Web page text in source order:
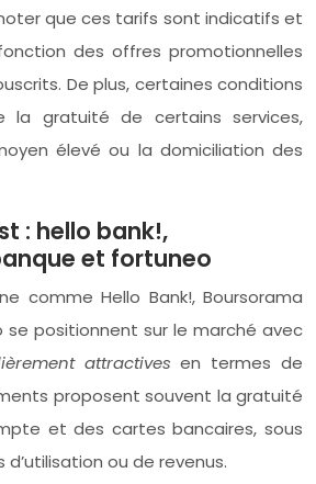
que ces tarifs sont indicatifs et
des offres promotionnelles
De plus, certaines conditions
la gratuité de certains services,
élevé ou la domiciliation des
: hello bank!,
et fortuneo
comme Hello Bank!, Boursorama
se positionnent sur le marché avec
attractivesen termes de
proposent souvent la gratuité
et des cartes bancaires, sous
ou de revenus.